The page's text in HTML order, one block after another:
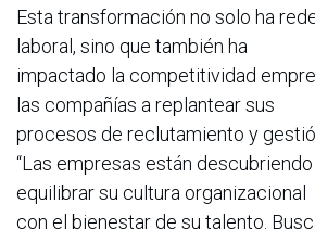
Esta transformación no solo ha
laboral, sino que también ha
impactado la competitividad
las compañías a replantear sus
procesos de reclutamiento y
“Las empresas están
equilibrar su cultura organizacional
con el bienestar de su talento.